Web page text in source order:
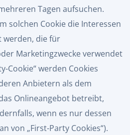
Tagen aufsuchen.
solchen Cookie die Interessen
werden, die für
Marketingzwecke verwendet
Cookie“ werden Cookies
Anbietern als dem
Onlineangebot betreibt,
wenn es nur dessen
von „First-Party Cookies“).